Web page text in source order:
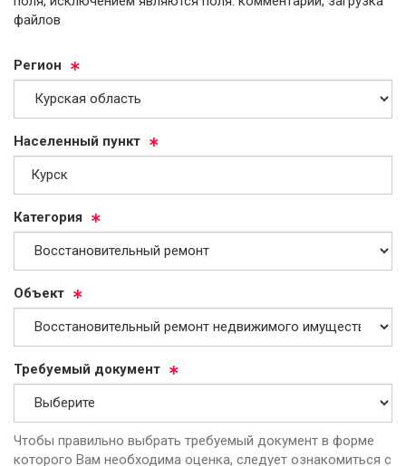
файлов
Ре­ги­он
На­се­лен­ный пункт
Ка­те­го­рия
Объ­ект
Тре­бу­емый до­ку­мент
Чтобы правильно выбрать требуемый документ в форме
которого Вам необходима оценка, следует ознакомиться с